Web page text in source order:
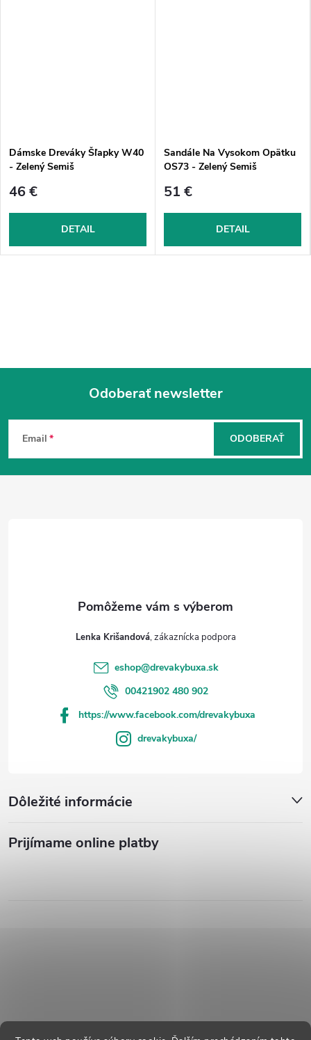
Dámske Dreváky Šľapky W40
- Zelený Semiš
46 €
DETAIL
Sandále Na Vysokom Opätku
OS73 - Zelený Semiš
51 €
DETAIL
Z
p
ä
Odoberať newsletter
Email ODOBERAŤ
Lenka Krišandová
eshop@drevakybuxa.sk
00421902 480 902
https://www.facebook.com/drevakybuxa
drevakybuxa/
Dôležité informácie
Prijímame online platby